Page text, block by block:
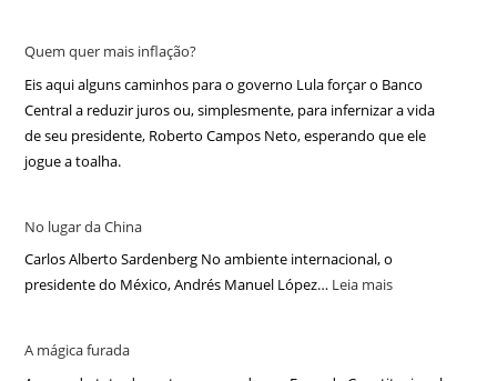
Quem quer mais inflação?
Eis aqui alguns caminhos para o governo Lula forçar o Banco
Central a reduzir juros ou, simplesmente, para infernizar a vida
de seu presidente, Roberto Campos Neto, esperando que ele
jogue a toalha.
No lugar da China
Carlos Alberto Sardenberg No ambiente internacional, o
presidente do México, Andrés Manuel López… Leia mais
A mágica furada